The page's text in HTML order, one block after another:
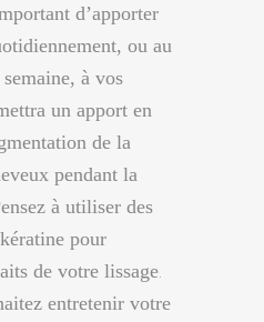
d’apporter
ou au
à vos
un apport en
de la
pendant la
à utiliser des
pour
de votre lissage.
entretenir votre